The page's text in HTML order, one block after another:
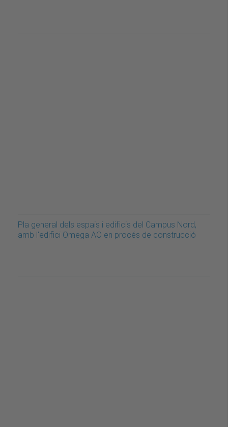
Pla general dels espais i edificis del Campus Nord,
amb l'edifici Omega AO en procés de construcció